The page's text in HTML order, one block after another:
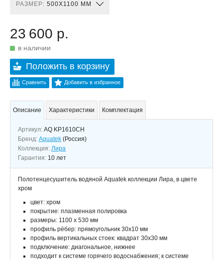
РАЗМЕР: 500X1100 ММ
23 600 р.
в наличии
Положить в корзину
Сравнить Добавить в избранное
Описание Характеристики Комплектация
Артикул: AQ KP1610CH
Бренд: Aquatek (Россия)
Коллекция: Лира
Гарантия: 10 лет
Полотенцесушитель водяной Aquatek коллекции Лира, в цвете
хром
цвет: хром
покрытие: плазменная полировка
размеры: 1100 x 530 мм
профиль рёбер: прямоугольник 30x10 мм
профиль вертикальных стоек: квадрат 30x30 мм
подключение: диагональное, нижнее
подходит к системе горячего водоснабжения; к системе